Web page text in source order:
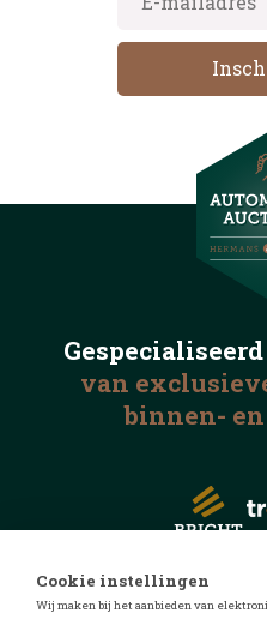
van
binnen-
Cookie instellingen
Wij maken bij het aanbieden van